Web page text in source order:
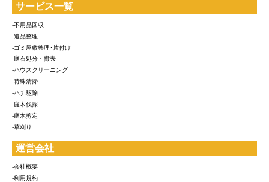
サービス一覧
-不用品回収
-遺品整理
-ゴミ屋敷整理･片付け
-庭石処分・撤去
-ハウスクリーニング
-特殊清掃
-ハチ駆除
-庭木伐採
-庭木剪定
-草刈り
運営会社
-会社概要
-利用規約